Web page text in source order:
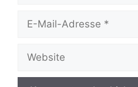
Website